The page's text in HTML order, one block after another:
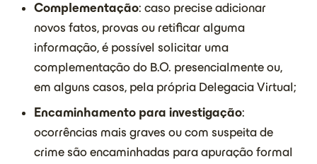
Complementação: caso precise adicionar
novos fatos, provas ou retificar alguma
informação, é possível solicitar uma
complementação do B.O. presencialmente ou,
em alguns casos, pela própria Delegacia Virtual;
Encaminhamento para investigação:
ocorrências mais graves ou com suspeita de
crime são encaminhadas para apuração formal